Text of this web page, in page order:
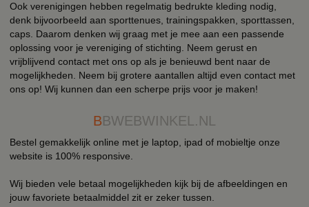
Ook verenigingen hebben regelmatig bedrukte kleding nodig,
denk bijvoorbeeld aan sporttenues, trainingspakken, sporttassen,
caps. Daarom denken wij graag met je mee aan een passende
oplossing voor je vereniging of stichting. Neem gerust en
vrijblijvend contact met ons op als je benieuwd bent naar de
mogelijkheden. Neem bij grotere aantallen altijd even contact met
ons op! Wij kunnen dan een scherpe prijs voor je maken!
BBWEBWINKEL.NL
Bestel gemakkelijk online met je laptop, ipad of mobieltje onze
website is 100% responsive.
Wij bieden vele betaal mogelijkheden kijk bij de afbeeldingen en
jouw favoriete betaalmiddel zit er zeker tussen.